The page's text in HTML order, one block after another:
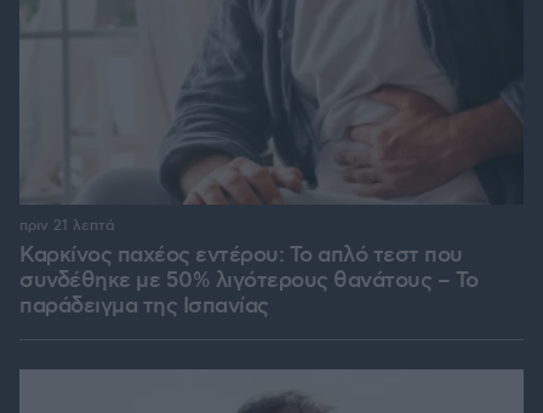
Καρκίνος παχέος εντέρου: Το απλό τεστ που
συνδέθηκε με 50% λιγότερους θανάτους – Το
παράδειγμα της Ισπανίας
πριν 21 λεπτά